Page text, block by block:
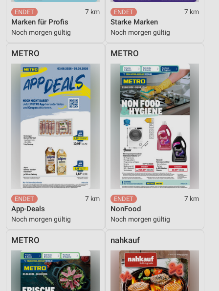
7 km
Marken für Profis
Noch morgen gültig
7 km
Starke Marken
Noch morgen gültig
METRO
7 km
App-Deals
Noch morgen gültig
METRO
7 km
NonFood
Noch morgen gültig
METRO nahkauf
Verwendung genauer Standortdaten
Geräte anhand von aktiv angeforderten
Informationen identifizieren
Nicht-IAB-Verarbeitungszwecke:
Notwendig
Performance
Funktional
Werbung